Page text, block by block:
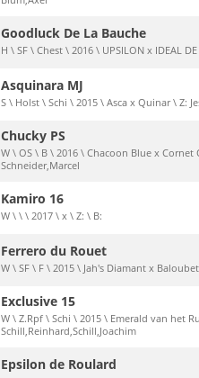
Goodluck De La Bauche
H \ SF \ Chest \ 2016 \ UPSILON x IDEAL
Asquinara MJ
S \ Holst \ Schi \ 2015 \ Asca x Quinar \ Z:
Chucky PS
W \ OS \ B \ 2016 \ Chacoon Blue x
Schneider,Marcel
Kamiro 16
W \ \ \ 2017 \ x \ Z: \ B:
Ferrero du Rouet
W \ SF \ F \ 2015 \ Jah's Diamant x
Exclusive 15
W \ Z.Rpf \ Schi \ 2015 \ Emerald van het
Schill,Reinhard,Schill,Joachim
Epsilon de Roulard